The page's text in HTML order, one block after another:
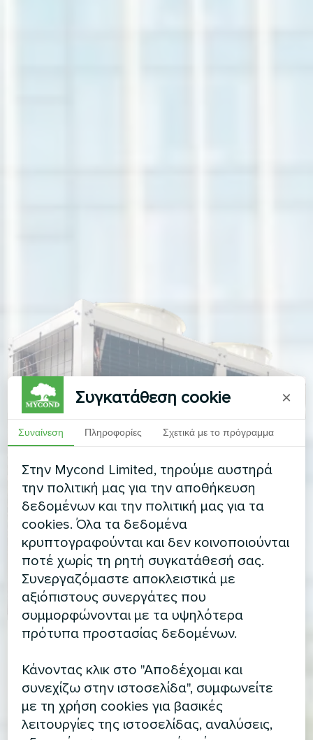
Συγκατάθεση cookie ×
Συναίνεση Πληροφορίες Σχετικά με το πρόγραμμα
Στην Mycond Limited, τηρούμε αυστηρά
την πολιτική μας για την αποθήκευση
δεδομένων και την πολιτική μας για τα
cookies. Όλα τα δεδομένα
κρυπτογραφούνται και δεν κοινοποιούνται
ποτέ χωρίς τη ρητή συγκατάθεσή σας.
Συνεργαζόμαστε αποκλειστικά με
αξιόπιστους συνεργάτες που
συμμορφώνονται με τα υψηλότερα
πρότυπα προστασίας δεδομένων.
Κάνοντας κλικ στο "Αποδέχομαι και
συνεχίζω στην ιστοσελίδα", συμφωνείτε
με τη χρήση cookies για βασικές
λειτουργίες της ιστοσελίδας, αναλύσεις,